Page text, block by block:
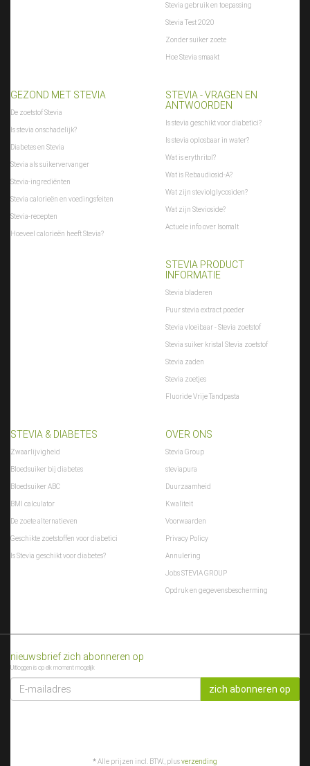
Stevia gebruik en toepassing
Stevia Test 2020
Zonder suiker zoete
Hoe Stevia smaakt
GEZOND MET STEVIA
De zoetstof Stevia
Is stevia onschadelijk?
Diabetes en Stevia
Stevia als suikervervanger
Stevia-ingrediënten
Stevia calorieën en voedingsfeiten
Stevia-recepten
Hoeveel calorieën heeft Stevia?
STEVIA - VRAGEN EN
ANTWOORDEN
Is stevia geschikt voor diabetici?
Is stevia oplosbaar in water?
Wat is erythritol?
Wat is Rebaudiosid-A?
Wat zijn steviolglycosiden?
Wat zijn Stevioside?
Actuele info over Isomalt
STEVIA PRODUCT
INFORMATIE
Stevia bladeren
Puur stevia extract poeder
Stevia vloeibaar - Stevia zoetstof
Stevia suiker kristal Stevia zoetstof
Stevia zaden
Stevia zoetjes
Fluoride Vrije Tandpasta
STEVIA & DIABETES
Zwaarlijvigheid
Bloedsuiker bij diabetes
Bloedsuiker ABC
BMI calculator
De zoete alternatieven
Geschikte zoetstoffen voor diabetici
Is Stevia geschikt voor diabetes?
OVER ONS
Stevia Group
steviapura
Duurzaamheid
Kwaliteit
Voorwaarden
Privacy Policy
Annulering
Jobs STEVIA GROUP
Opdruk en gegevensbescherming
nieuwsbrief zich abonneren op
Uitloggen is op elk moment mogelijk
E-
MAILADRES zich abonneren op
*Alle prijzen incl. BTW., plusverzending